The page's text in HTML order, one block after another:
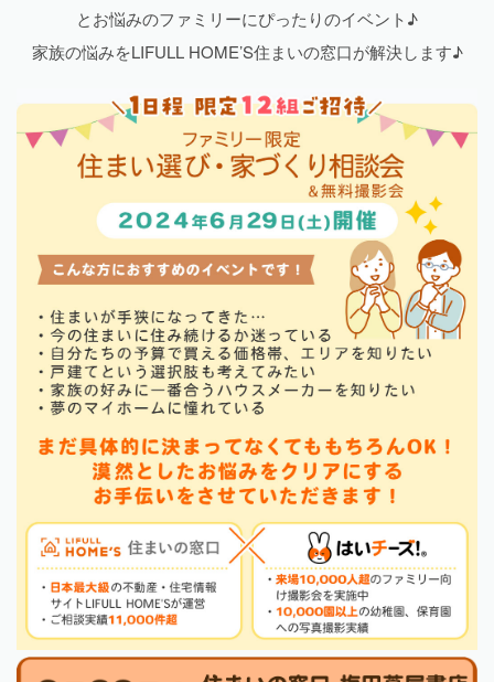
とお悩みのファミリーにぴったりのイベント♪
家族の悩みをLIFULL HOME’S住まいの窓口が解決します♪